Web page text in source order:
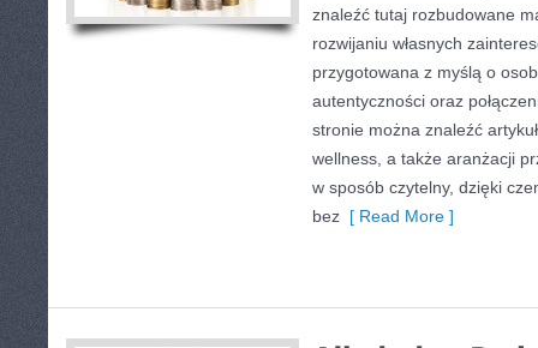
znaleźć tutaj rozbudowane
rozwijaniu własnych
przygotowana z myślą o
autentyczności oraz
stronie można znaleźć
wellness, a także aranżacji
w sposób czytelny, dzięki
bez [ Read More ]